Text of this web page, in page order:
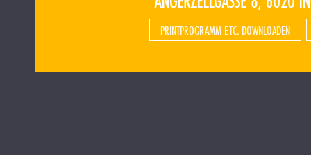
PRINTPROGRAMM ETC. DOWNLOADEN